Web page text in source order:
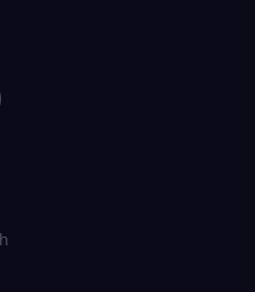
inteligencja po
Dość barier